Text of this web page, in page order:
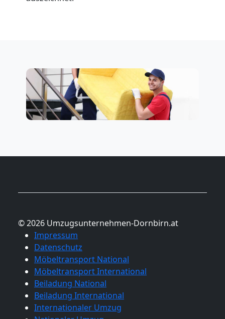
© 2026 Umzugsunternehmen-Dornbirn.at
Impressum
Datenschutz
Möbeltransport National
Möbeltransport International
Beiladung National
Beiladung International
Internationaler Umzug